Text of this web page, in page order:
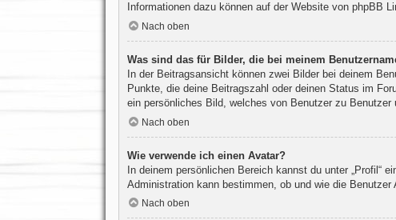
Informationen dazu können auf der Website von phpBB
Nach oben
Was sind das für Bilder, die bei meinem
In der Beitragsansicht können zwei Bilder bei deinem
Punkte, die deine Beitragszahl oder deinen Status im
ein persönliches Bild, welches von Benutzer zu Benutzer
Nach oben
Wie verwende ich einen Avatar?
In deinem persönlichen Bereich kannst du unter „Profil“
Administration kann bestimmen, ob und wie die
Nach oben